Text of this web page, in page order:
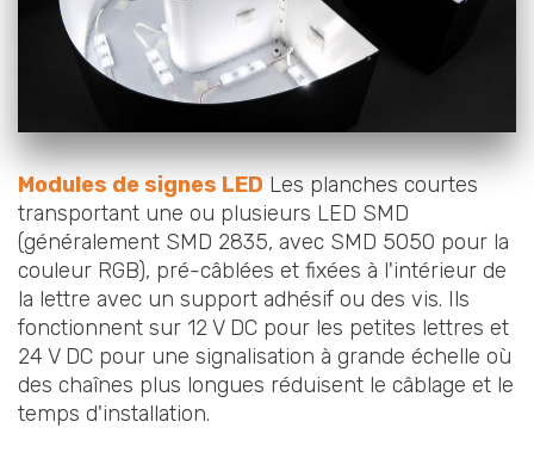
Modules de signes LED Les planches courtes
transportant une ou plusieurs LED SMD
(généralement SMD 2835, avec SMD 5050 pour la
couleur RGB), pré-câblées et fixées à l'intérieur de
la lettre avec un support adhésif ou des vis. Ils
fonctionnent sur 12 V DC pour les petites lettres et
24 V DC pour une signalisation à grande échelle où
des chaînes plus longues réduisent le câblage et le
temps d'installation.